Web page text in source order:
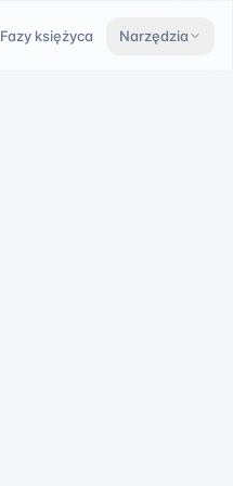
Fazy księżyca Narzędzia